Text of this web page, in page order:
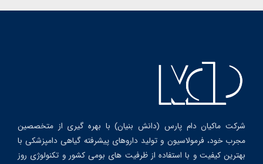
شرکت ماکیان دام پارس (دانش بنیان) با بهره گیری از متخصصین
مجرب خود، فرمولاسیون و تولید داروهای پیشرفته گیاهی دامپزشکی با
بهترین کیفیت و با استفاده از ظرفیت های بومی کشور و تکنولوژی روز